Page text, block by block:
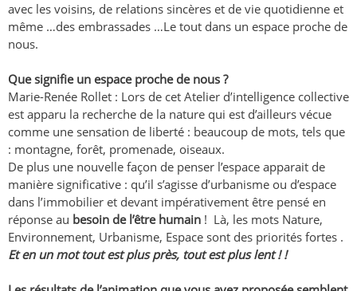
avec les voisins, de relations sincères et de vie quotidienne et
même …des embrassades …Le tout dans un espace proche de
nous.
Que signifie un espace proche de nous ?
Marie-Renée Rollet : Lors de cet Atelier d’intelligence collective
est apparu la recherche de la nature qui est d’ailleurs vécue
comme une sensation de liberté : beaucoup de mots, tels que
: montagne, forêt, promenade, oiseaux.
De plus une nouvelle façon de penser l’espace apparait de
manière significative : qu’il s’agisse d’urbanisme ou d’espace
dans l’immobilier et devant impérativement être pensé en
réponse au besoin de l’être humain ! Là, les mots Nature,
Environnement, Urbanisme, Espace sont des priorités fortes .
Et en un mot tout est plus près, tout est plus lent ! !